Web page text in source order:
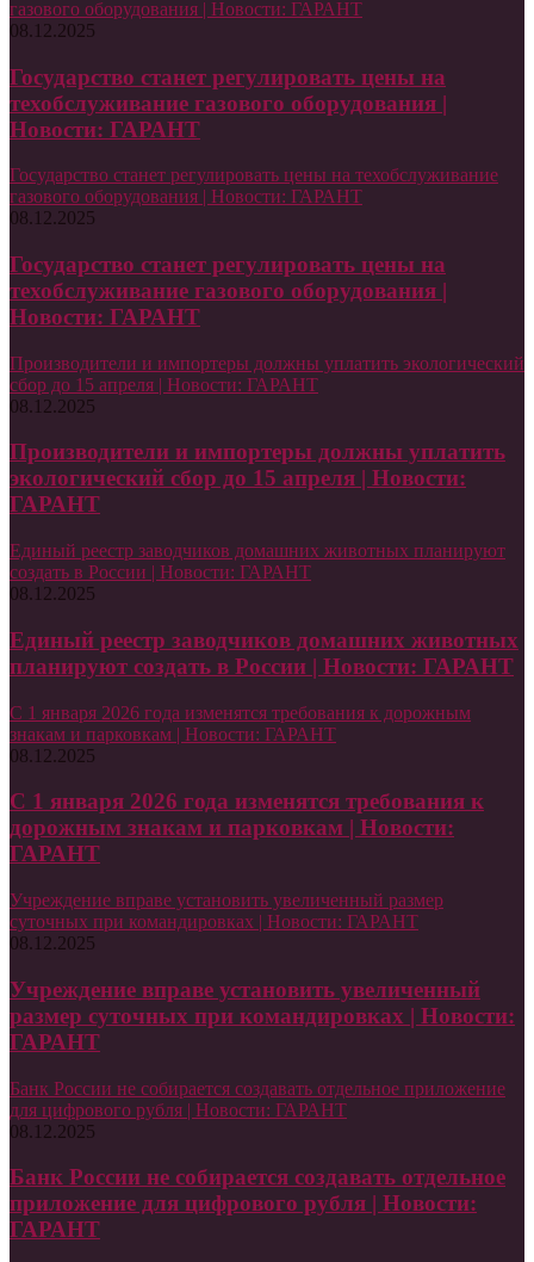
газового оборудования | Новости: ГАРАНТ
08.12.2025
Государство станет регулировать цены на
техобслуживание газового оборудования |
Новости: ГАРАНТ
Государство станет регулировать цены на техобслуживание
газового оборудования | Новости: ГАРАНТ
08.12.2025
Государство станет регулировать цены на
техобслуживание газового оборудования |
Новости: ГАРАНТ
Производители и импортеры должны уплатить экологический
сбор до 15 апреля | Новости: ГАРАНТ
08.12.2025
Производители и импортеры должны уплатить
экологический сбор до 15 апреля | Новости:
ГАРАНТ
Единый реестр заводчиков домашних животных планируют
создать в России | Новости: ГАРАНТ
08.12.2025
Единый реестр заводчиков домашних животных
планируют создать в России | Новости: ГАРАНТ
С 1 января 2026 года изменятся требования к дорожным
знакам и парковкам | Новости: ГАРАНТ
08.12.2025
С 1 января 2026 года изменятся требования к
дорожным знакам и парковкам | Новости:
ГАРАНТ
Учреждение вправе установить увеличенный размер
суточных при командировках | Новости: ГАРАНТ
08.12.2025
Учреждение вправе установить увеличенный
размер суточных при командировках | Новости:
ГАРАНТ
Банк России не собирается создавать отдельное приложение
для цифрового рубля | Новости: ГАРАНТ
08.12.2025
Банк России не собирается создавать отдельное
приложение для цифрового рубля | Новости:
ГАРАНТ